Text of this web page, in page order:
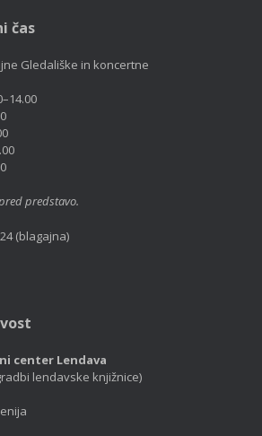
čas
Gledališke in koncertne
predstavo.
(blagajna)
center Lendava
lendavske knjižnice)